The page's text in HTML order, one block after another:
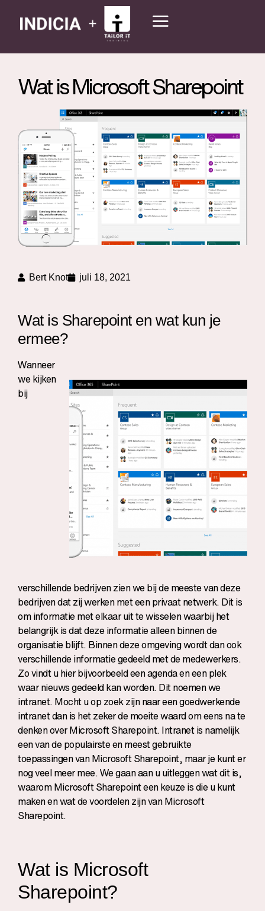
Wat is Microsoft Sharepoint
Bert Knot juli 18, 2021
Wat is Sharepoint en wat kun je
ermee?
Wanneer
we kijken
bij
verschillende bedrijven zien we bij de meeste van deze
bedrijven dat zij werken met een privaat netwerk. Dit is
om informatie met elkaar uit te wisselen waarbij het
belangrijk is dat deze informatie alleen binnen de
organisatie blijft. Binnen deze omgeving wordt dan ook
verschillende informatie gedeeld met de medewerkers.
Zo vindt u hier bijvoorbeeld een agenda en een plek
waar nieuws gedeeld kan worden. Dit noemen we
intranet. Mocht u op zoek zijn naar een goedwerkende
intranet dan is het zeker de moeite waard om eens na te
denken over Microsoft Sharepoint. Intranet is namelijk
een van de populairste en meest gebruikte
toepassingen van Microsoft Sharepoint, maar je kunt er
nog veel meer mee. We gaan aan u uitleggen wat dit is,
waarom Microsoft Sharepoint een keuze is die u kunt
maken en wat de voordelen zijn van Microsoft
Sharepoint.
Wat is Microsoft
Sharepoint?